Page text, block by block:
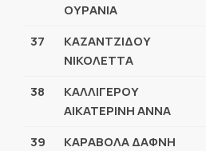
ΟΥΡΑΝΙΑ
37
ΚΑΖΑΝΤΖΙΔΟΥ
ΝΙΚΟΛΕΤTΑ
38
ΚΑΛΛΙΓΕΡΟΥ
ΑΙΚΑΤΕΡΙΝΗ ΑΝΝΑ
39 ΚΑΡΑΒΟΛΑ ΔΑΦΝΗ